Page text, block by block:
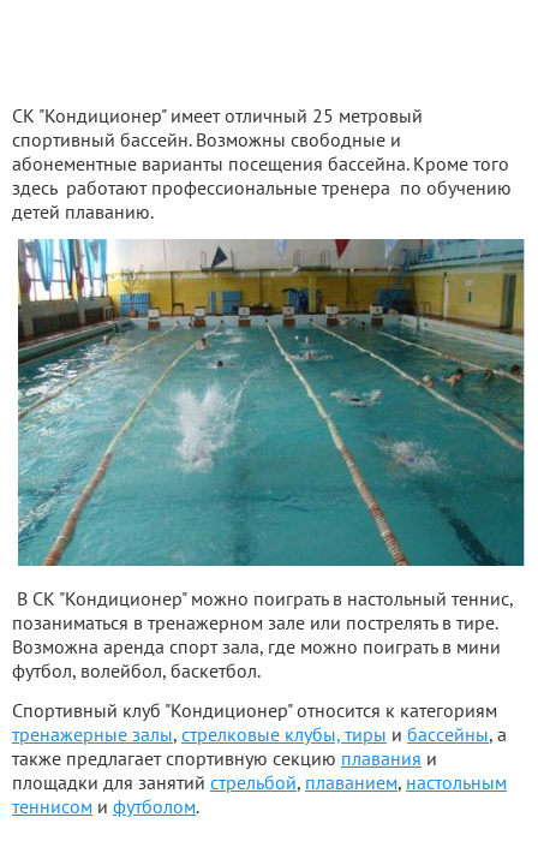
СК "Кондиционер" имеет отличный 25 метровый
спортивный бассейн. Возможны свободные и
абонементные варианты посещения бассейна. Кроме того
здесь работают профессиональные тренера по обучению
детей плаванию.
В СК "Кондиционер" можно поиграть в настольный теннис,
позаниматься в тренажерном зале или пострелять в тире.
Возможна аренда спорт зала, где можно поиграть в мини
футбол, волейбол, баскетбол.
Спортивный клуб "Кондиционер" относится к категориям
тренажерные залы, стрелковые клубы, тиры и бассейны, а
также предлагает спортивную секцию плавания и
площадки для занятий стрельбой, плаванием, настольным
теннисом и футболом.